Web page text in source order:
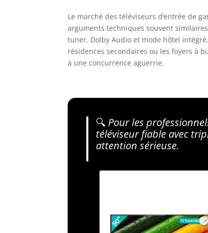
Le marché des téléviseurs d’entrée de
arguments techniques souvent similaires.
tuner, Dolby Audio et mode hôtel
résidences secondaires ou les foyers à
à une concurrence aguerrie.
🔍 Pour les
téléviseur fiable avec
attention sérieuse.